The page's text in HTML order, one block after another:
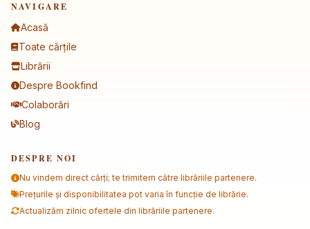
NAVIGARE
Acasă
Toate cărțile
Librării
Despre Bookfind
Colaborări
Blog
DESPRE NOI
Nu vindem direct cărți; te trimitem către librăriile partenere.
Prețurile și disponibilitatea pot varia în funcție de librărie.
Actualizăm zilnic ofertele din librăriile partenere.